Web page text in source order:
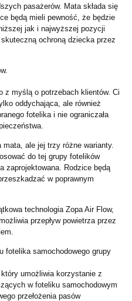
pasażerów. Mata składa się
będą mieli pewność, że będzie
jak i najwyższej pozycji
ochroną dziecka przez
z myślą o potrzebach klientów. Ci
oddychająca, ale również
fotelika i nie ograniczała
mata, ale jej trzy różne warianty.
do tej grupy fotelików
zaprojektowana. Rodzice będą
w poprawnym
technologia Zopa Air Flow,
przepływ powietrza przez
fotelika samochodowego grupy
umożliwia korzystanie z
w foteliku samochodowym
przełożenia pasów